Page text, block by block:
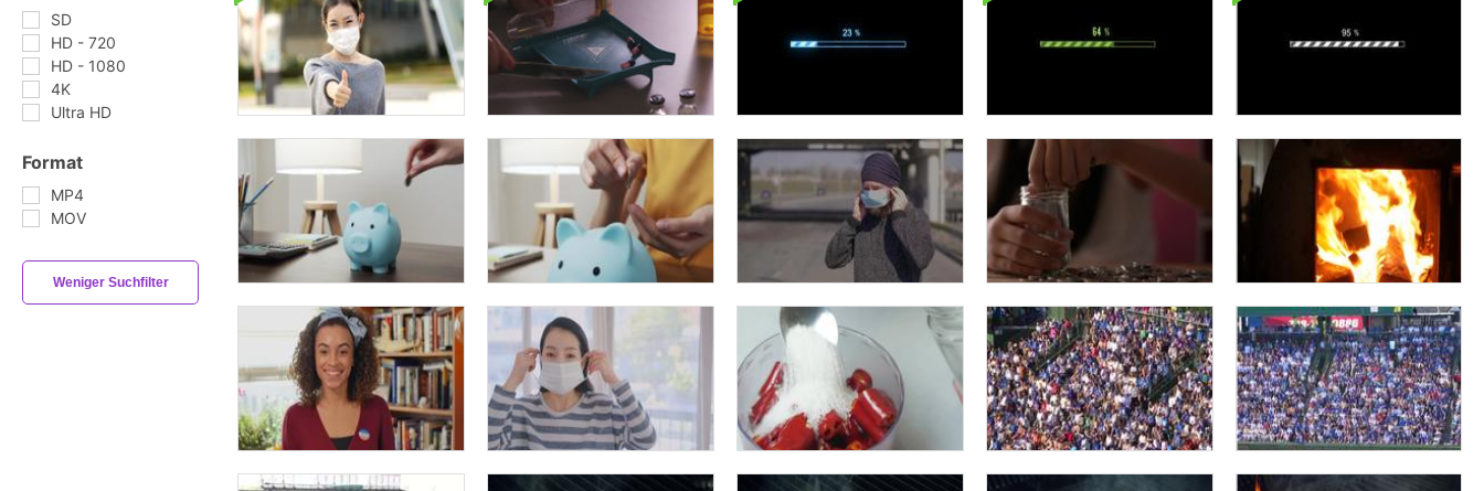
SD
HD - 720
HD - 1080
4K
Ultra HD
Format
MP4
MOV
Weniger Suchfilter